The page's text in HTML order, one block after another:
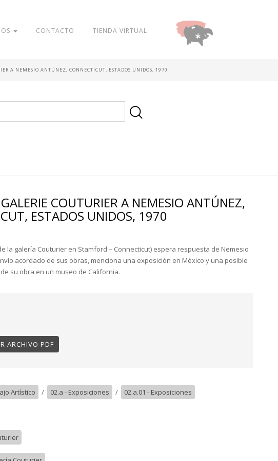
CONTACTO TIENDA VIRTUAL
A NEMESIO ANTÚNEZ, CONNECTICUT, ESTADOS UNIDOS, 1970
COUTURIER A NEMESIO ANTÚNEZ,
ESTADOS UNIDOS, 1970
la galería Couturier en Stamford – Connecticut) espera respuesta de Nemesio
acordado de sus obras, menciona una exposición en México y una posible
su obra en un museo de California.
ARCHIVO PDF
Artístico / 02.a - Exposiciones / 02.a.01 - Exposiciones